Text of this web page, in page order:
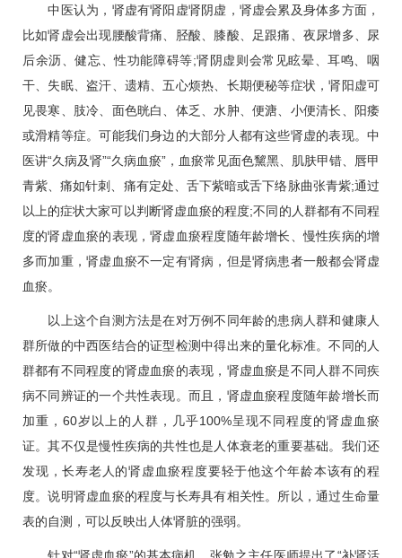
中医认为，肾虚有肾阳虚肾阴虚，肾虚会累及身体多方面，
比如肾虚会出现腰酸背痛、胫酸、膝酸、足跟痛、夜尿增多、尿
后余沥、健忘、性功能障碍等;肾阴虚则会常见眩晕、耳鸣、咽
干、失眠、盗汗、遗精、五心烦热、长期便秘等症状，肾阳虚可
见畏寒、肢冷、面色晄白、体乏、水肿、便溏、小便清长、阳痿
或滑精等症。可能我们身边的大部分人都有这些肾虚的表现。中
医讲“久病及肾”“久病血瘀”，血瘀常见面色黧黑、肌肤甲错、唇甲
青紫、痛如针刺、痛有定处、舌下紫暗或舌下络脉曲张青紫;通过
以上的症状大家可以判断肾虚血瘀的程度;不同的人群都有不同程
度的肾虚血瘀的表现，肾虚血瘀程度随年龄增长、慢性疾病的增
多而加重，肾虚血瘀不一定有肾病，但是肾病患者一般都会肾虚
血瘀。
以上这个自测方法是在对万例不同年龄的患病人群和健康人
群所做的中西医结合的证型检测中得出来的量化标准。不同的人
群都有不同程度的肾虚血瘀的表现，肾虚血瘀是不同人群不同疾
病不同辨证的一个共性表现。而且，肾虚血瘀程度随年龄增长而
加重，60岁以上的人群，几乎100%呈现不同程度的肾虚血瘀
证。其不仅是慢性疾病的共性也是人体衰老的重要基础。我们还
发现，长寿老人的肾虚血瘀程度要轻于他这个年龄本该有的程
度。说明肾虚血瘀的程度与长寿具有相关性。所以，通过生命量
表的自测，可以反映出人体肾脏的强弱。